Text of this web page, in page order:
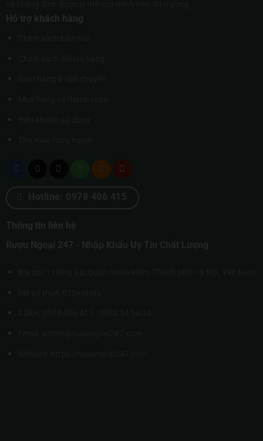
Hỗ trợ khách hàng
Hotline: 0978 406 415
Thông tin liên hệ
Rượu Ngoại 247 - Nhập Khẩu Uy Tín Chất Lượng